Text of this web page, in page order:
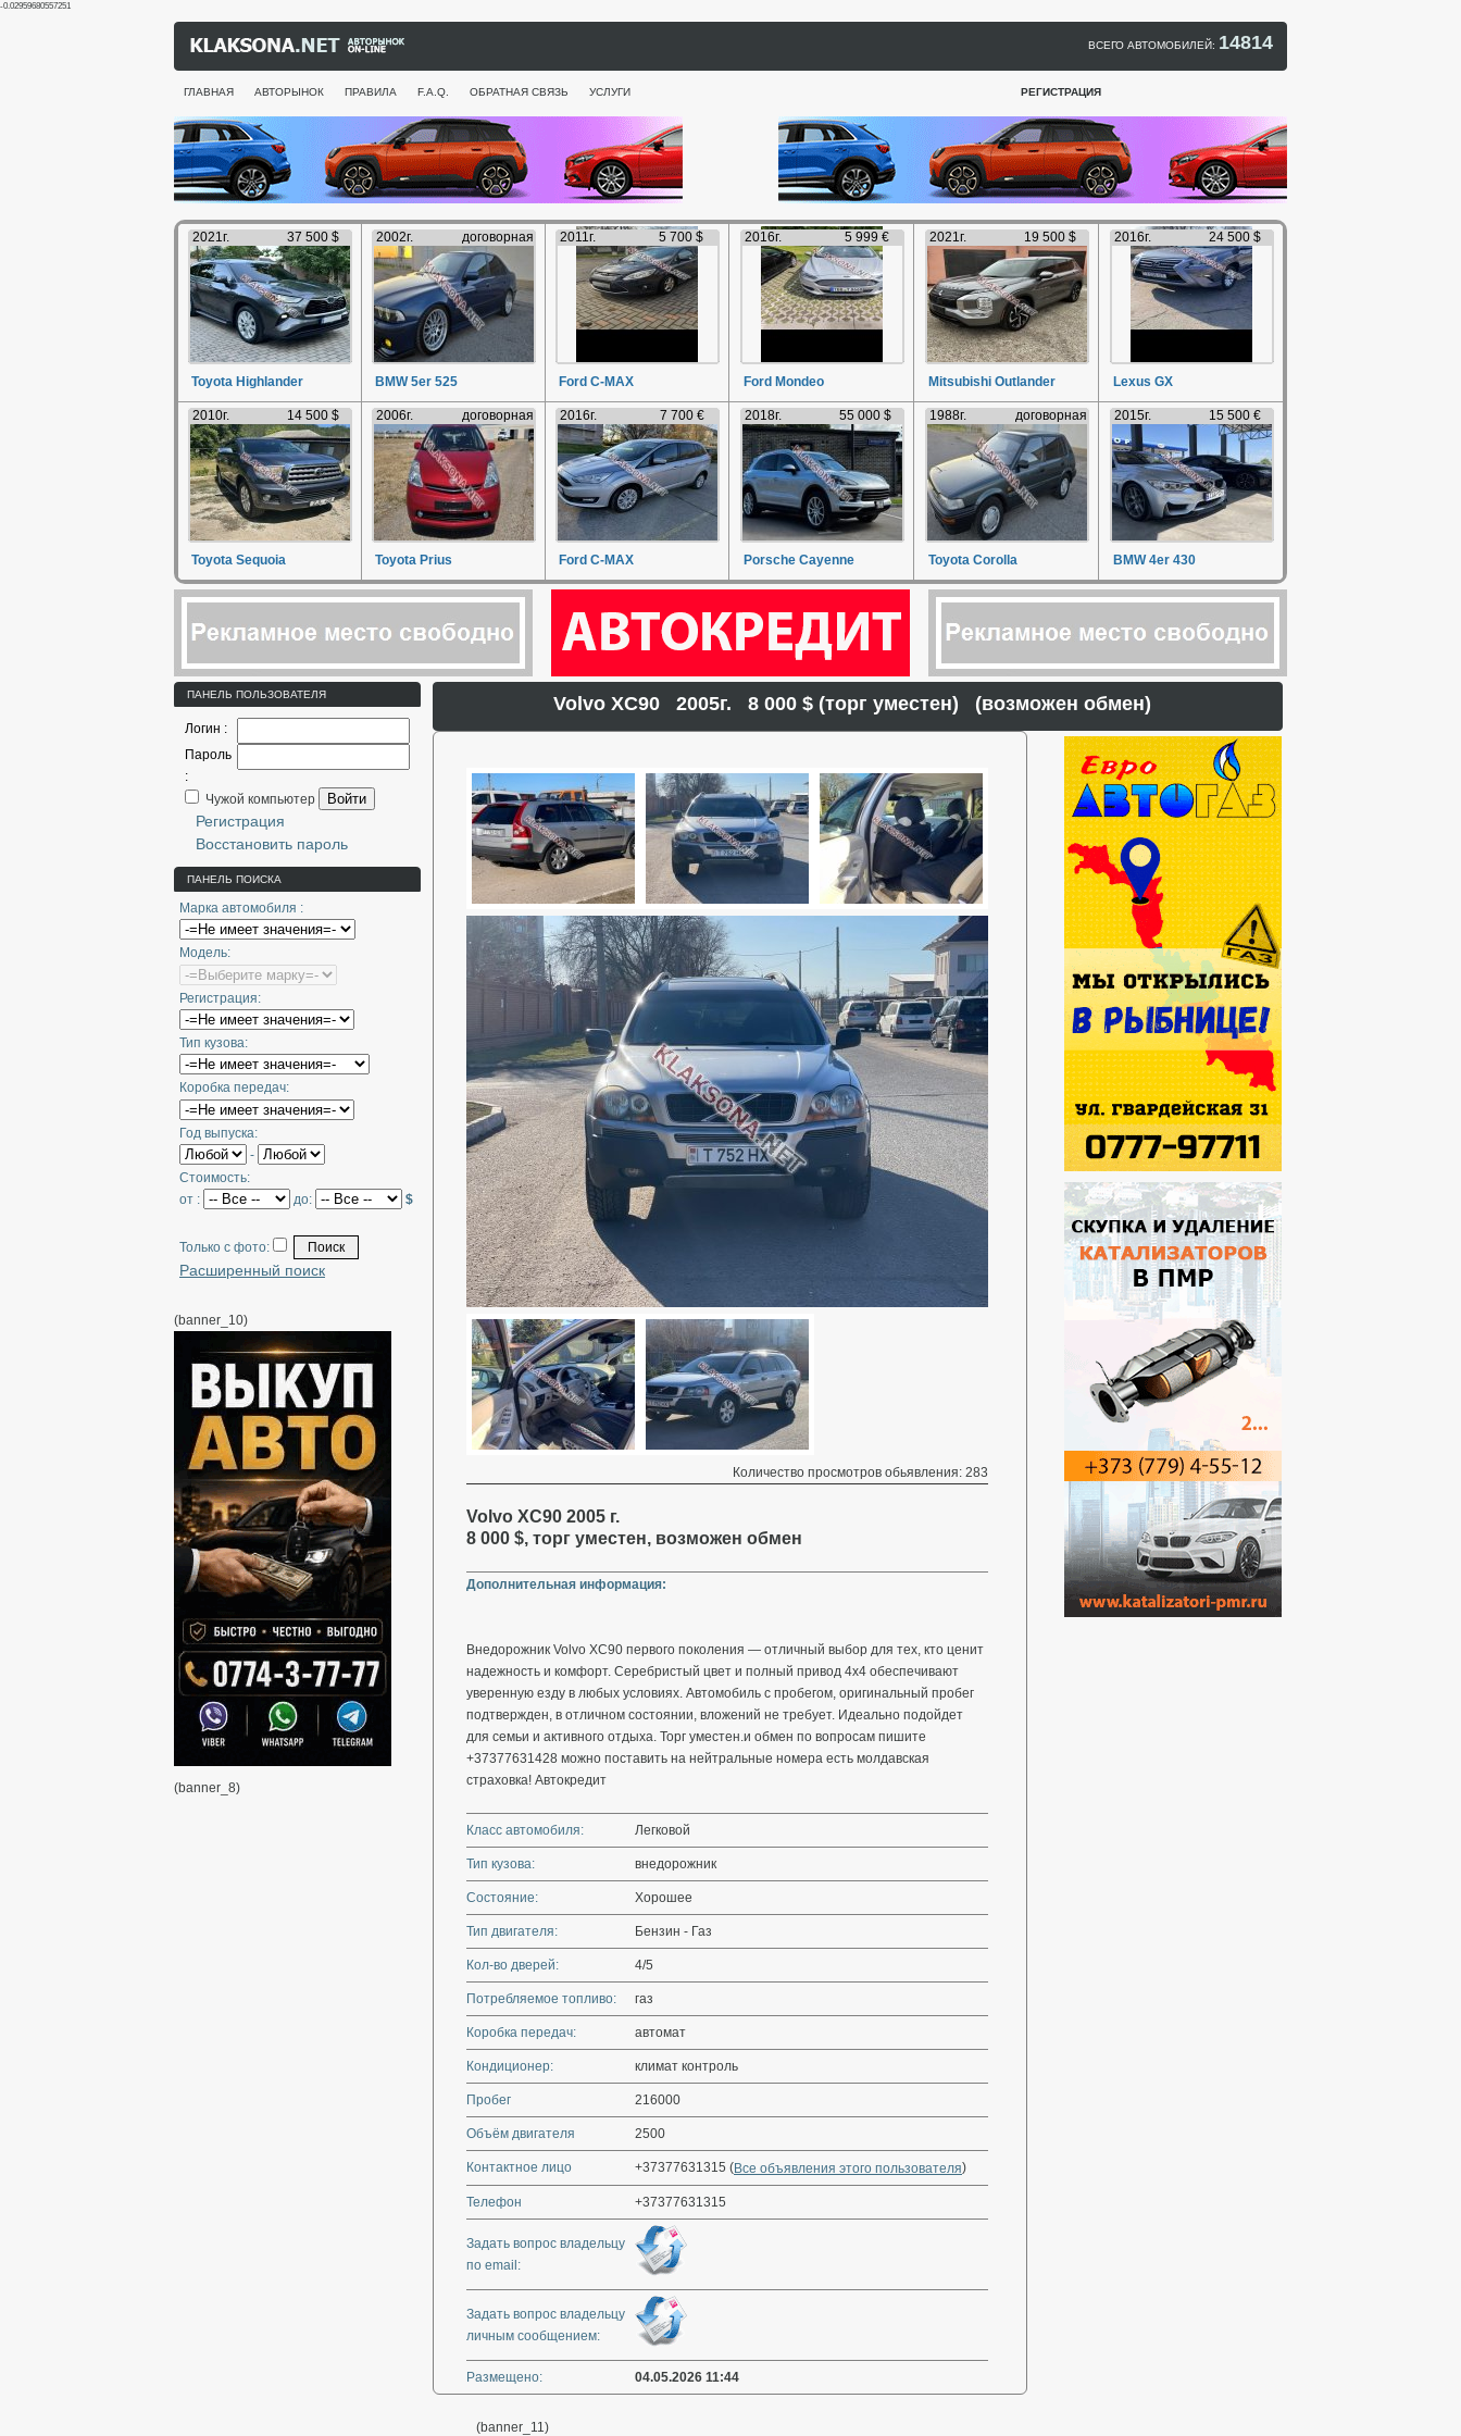
-0.02959680557251
ВСЕГО АВТОМОБИЛЕЙ: 14814
ГЛАВНАЯ АВТОРЫНОК ПРАВИЛА F.A.Q. ОБРАТНАЯ СВЯЗЬ УСЛУГИ РЕГИСТРАЦИЯ
2021г. 37 500 $
Toyota Highlander
2002г. договорная
BMW 5er 525
2011г. 5 700 $
Ford C-MAX
2016г. 5 999 €
Ford Mondeo
2021г. 19 500 $
Mitsubishi Outlander
2016г. 24 500 $
Lexus GX
2010г. 14 500 $
Toyota Sequoia
2006г. договорная
Toyota Prius
2016г. 7 700 €
Ford C-MAX
2018г. 55 000 $
Porsche Cayenne
1988г. договорная
Toyota Corolla
2015г. 15 500 €
BMW 4er 430
ПАНЕЛЬ ПОЛЬЗОВАТЕЛЯ
Логин :
Пароль
:
Чужой компьютер
Войти
Регистрация
Восстановить пароль
ПАНЕЛЬ ПОИСКА
Марка автомобиля :
Модель:
Регистрация:
Тип кузова:
Коробка передач:
Год выпуска:
-
Стоимость:
от :
до: $
Только с фото:
Расширенный поиск
(banner_10)
(banner_8)
Volvo XC90 2005г. 8 000 $ (торг уместен) (возможен обмен)
Количество просмотров обьявления: 283
Volvo XC90 2005 г.
8 000 $, торг уместен, возможен обмен
Дополнительная информация:
Внедорожник Volvo XC90 первого поколения — отличный выбор для тех, кто ценит
надежность и комфорт. Серебристый цвет и полный привод 4х4 обеспечивают
уверенную езду в любых условиях. Автомобиль с пробегом, оригинальный пробег
подтвержден, в отличном состоянии, вложений не требует. Идеально подойдет
для семьи и активного отдыха. Торг уместен.и обмен по вопросам пишите
+37377631428 можно поставить на нейтральные номера есть молдавская
страховка! Автокредит
Класс автомобиля: Легковой
Тип кузова: внедорожник
Состояние: Хорошее
Тип двигателя: Бензин - Газ
Кол-во дверей: 4/5
Потребляемое топливо: газ
Коробка передач: автомат
Кондиционер: климат контроль
Пробег 216000
Объём двигателя 2500
Контактное лицо +37377631315 (Все объявления этого пользователя)
Телефон +37377631315
Задать вопрос владельцу
по email:
Задать вопрос владельцу
личным сообщением:
Размещено: 04.05.2026 11:44
(banner_11)